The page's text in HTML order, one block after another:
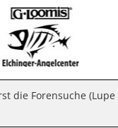
Forensuche